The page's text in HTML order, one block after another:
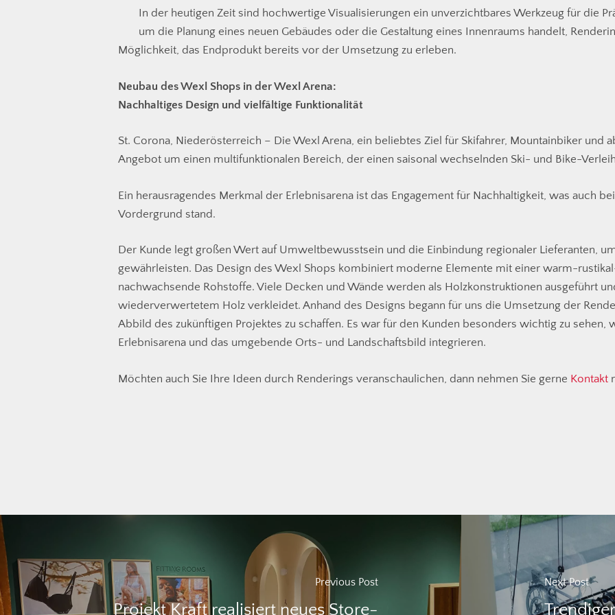
In der heutigen Zeit sind hochwertige Visualisierungen ein unverzichtbares Werkzeug für die
um die Planung eines neuen Gebäudes oder die Gestaltung eines Innenraums handelt,
Möglichkeit, das Endprodukt bereits vor der Umsetzung zu erleben.
Neubau des Wexl Shops in der Wexl Arena:
Nachhaltiges Design und vielfältige Funktionalität
St. Corona, Niederösterreich – Die Wexl Arena, ein beliebtes Ziel für Skifahrer, Mountainbiker und
Angebot um einen multifunktionalen Bereich, der einen saisonal wechselnden Ski- und Bike-
Ein herausragendes Merkmal der Erlebnisarena ist das Engagement für Nachhaltigkeit, was auch
Vordergrund stand.
Der Kunde legt großen Wert auf Umweltbewusstsein und die Einbindung regionaler Lieferanten,
gewährleisten. Das Design des Wexl Shops kombiniert moderne Elemente mit einer warm-
nachwachsende Rohstoffe. Viele Decken und Wände werden als Holzkonstruktionen ausgeführt
wiederverwertetem Holz verkleidet. Anhand des Designs begann für uns die Umsetzung der
Abbild des zukünftigen Projektes zu schaffen. Es war für den Kunden besonders wichtig zu sehen,
Erlebnisarena und das umgebende Orts- und Landschaftsbild integrieren.
Möchten auch Sie Ihre Ideen durch Renderings veranschaulichen, dann nehmen Sie gerne Kontakt
Previous Post
Projekt Kraft realisiert neues Store-
Next Post